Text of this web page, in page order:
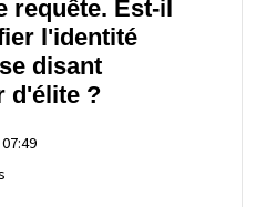
requête. Est-il
l'identité
disant
d'élite ?